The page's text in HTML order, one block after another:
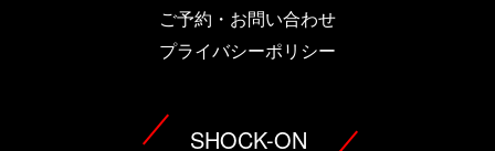
ご予約・お問い合わせ
プライバシーポリシー
SHOCK-ON